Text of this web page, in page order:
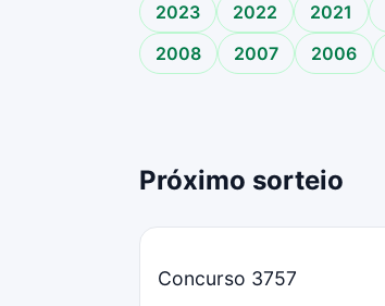
2023 2022 2021
2008
2007 2006
Próximo sorteio
Concurso 3757